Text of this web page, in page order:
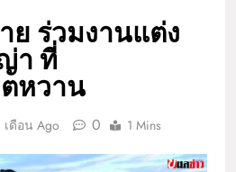
ย ร่วมงานแต่ง
า ที่
หวาน
เดือน Ago 0 1 Mins